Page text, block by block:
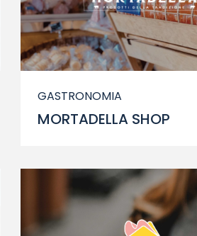
GASTRONOMIA
MORTADELLA SHOP